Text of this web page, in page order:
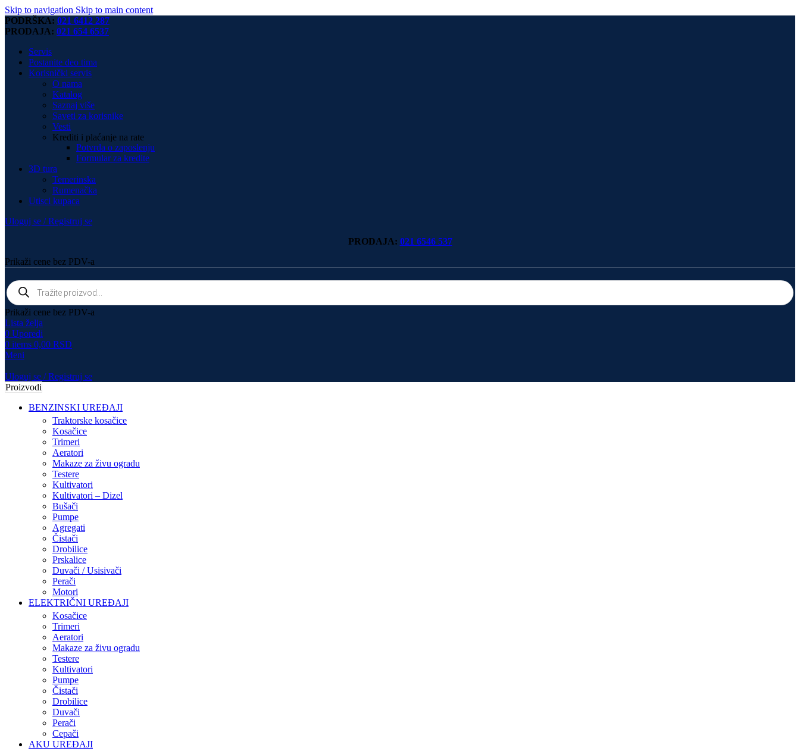
Skip to navigation Skip to main content
PODRŠKA: 021 6412 287
PRODAJA: 021 654 6537
Servis
Postanite deo tima
Korisnički servis
O nama
Katalog
Saznaj više
Saveti za korisnike
Vesti
Krediti i plaćanje na rate
Potvrda o zaposlenju
Formular za kredite
3D tura
Temerinska
Rumenačka
Utisci kupaca
Uloguj se / Registruj se
PRODAJA: 021 6546 537
Prikaži cene bez PDV-a
Prikaži cene bez PDV-a
Lista želja
0 Uporedi
0 items 0,00 RSD
Meni
Uloguj se / Registruj se
Proizvodi
BENZINSKI UREĐAJI
Traktorske kosačice
Kosačice
Trimeri
Aeratori
Makaze za živu ogradu
Testere
Kultivatori
Kultivatori – Dizel
Bušači
Pumpe
Agregati
Čistači
Drobilice
Prskalice
Duvači / Usisivači
Perači
Motori
ELEKTRIČNI UREĐAJI
Kosačice
Trimeri
Aeratori
Makaze za živu ogradu
Testere
Kultivatori
Pumpe
Čistači
Drobilice
Duvači
Perači
Cepači
AKU UREĐAJI